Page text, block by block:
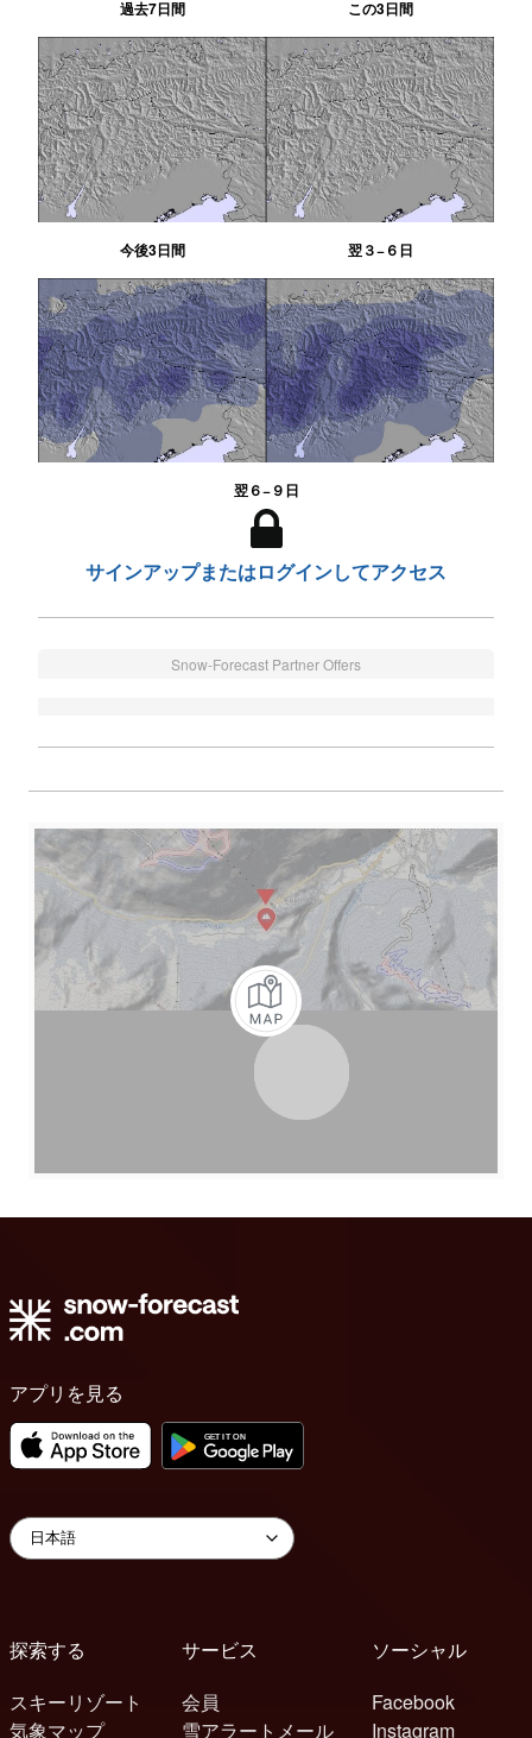
過去7日間 この3日間
今後3日間 翌３−６日
翌６−９日
サインアップまたはログインしてアクセス
Snow-Forecast Partner Offers
アプリを見る
探索する
スキーリゾート
気象マップ
サービス
会員
雪アラートメール
ソーシャル
Facebook
Instagram